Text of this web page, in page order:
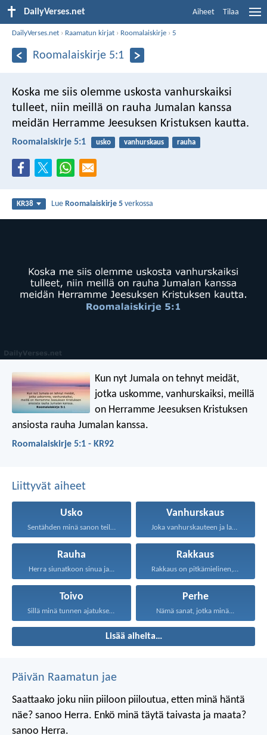
DailyVerses.net Aiheet Tilaa
DailyVerses.net › Raamatun kirjat › Roomalaiskirje ›5
Roomalaiskirje 5:1
Koska me siis olemme uskosta vanhurskaiksi
tulleet, niin meillä on rauha Jumalan kanssa
meidän Herramme Jeesuksen Kristuksen kautta.
Roomalaiskirje 5:1 usko vanhurskaus rauha
KR38 LueRoomalaiskirje 5 verkossa
Kun nyt Jumala on tehnyt meidät,
jotka uskomme, vanhurskaiksi, meillä
on Herramme Jeesuksen Kristuksen
ansiosta rauha Jumalan kanssa.
Roomalaiskirje 5:1 - KR92
Liittyvät aiheet
Usko
Sentähden minä sanon teille...
Vanhurskaus
Joka vanhurskauteen ja laupeuteen...
Rauha
Herra siunatkoon sinua ja...
Rakkaus
Rakkaus on pitkämielinen, rakkaus...
Toivo
Sillä minä tunnen ajatukseni...
Perhe
Nämä sanat, jotka minä...
Lisää aiheita…
Päivän Raamatun jae
Saattaako joku niin piiloon piiloutua, etten minä häntä
näe? sanoo Herra. Enkö minä täytä taivasta ja maata?
sanoo Herra.